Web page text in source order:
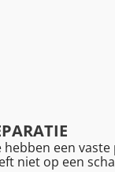
hebben een
niet op een